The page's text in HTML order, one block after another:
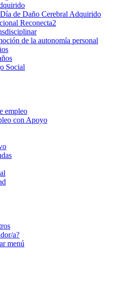
de Daño Cerebral Adquirido
Reconecta2
de la autonomía personal
Social
empleo
con Apoyo
a?
menú